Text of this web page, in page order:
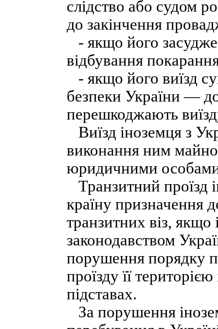
слідство або судом
до закінчення
- якщо його
відбування
- якщо його виїзд
безпеки України —
перешкоджають
Виїзд іноземця з
виконання ним
юридичними особами
Транзитний проїзд
країну призначення
транзитних віз,
законодавством
порушення порядку
проїзду її
підставах.
За порушення